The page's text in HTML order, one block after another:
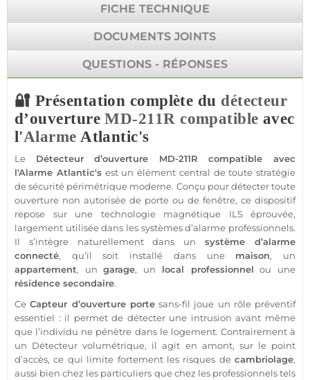
FICHE TECHNIQUE
DOCUMENTS JOINTS
QUESTIONS - RÉPONSES
🔐 Présentation complète du détecteur
d’ouvertureMD-211R compatible avec
l'Alarme Atlantic's
Le Détecteurd’ouverture MD-211R compatible avec
l'Alarme Atlantic'sest un élément central de toute stratégie
desécurité périmétrique moderne. Conçu pour détecter toute
ouverture non autorisée de porte ou de fenêtre, ce dispositif
repose sur une technologie magnétique ILS éprouvée,
largement utilisée dans les systèmes d’alarme professionnels.
Il s’intègre naturellement dans unsystème d’alarme
connecté, qu’il soit installé dans une maison, un
appartement, ungarage, un local professionnel ou une
résidence secondaire.
CeCapteur d’ouverture porte sans-fil joue un rôle préventif
essentiel : il permet de détecter une intrusion avant même
que l’individu ne pénètre dans le logement. Contrairement à
un Détecteur volumétrique, il agit en amont, sur le point
d’accès, ce qui limite fortement les risques de cambriolage,
aussi bien chez les particuliers que chez les professionnels tels